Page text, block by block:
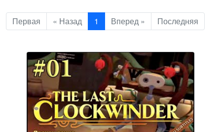
Первая « Назад 1 Вперед » Последняя